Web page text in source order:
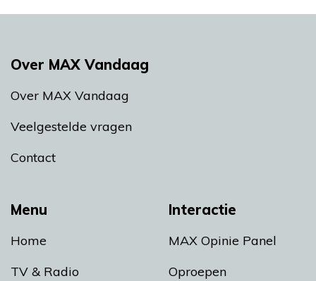
Menu
Home
TV & Radio
Interactie
MAX Opinie Panel
Oproepen
Over MAX Vandaag
Over MAX Vandaag
Veelgestelde vragen
Contact